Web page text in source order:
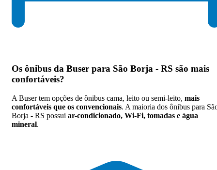
Os ônibus da Buser para São Borja - RS são mais
confortáveis?
A Buser tem opções de ônibus cama, leito ou semi-leito, mais
confortáveis que os convencionais. A maioria dos ônibus para
Borja - RS possui ar-condicionado, Wi-Fi, tomadas e água
mineral.